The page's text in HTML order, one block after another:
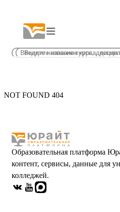
NOT FOUND 404
Образовательная платформа
контент, сервисы, данные для
колледжей.